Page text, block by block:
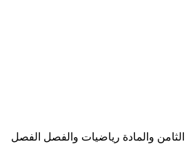
رياضيات والفصل الفصل